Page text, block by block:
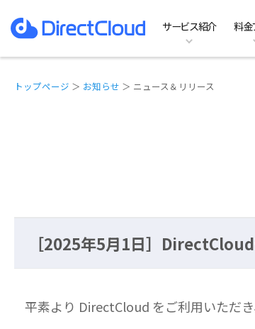
サービス紹介 料金
ファイルサーバーのDX料金プラン
実績
特徴
お役立ち資料一覧
ホーム
トップページ ＞ お知らせ ＞ ニュース＆リリース
［2025年5月1日］
平素より DirectCloud をご利用いただき